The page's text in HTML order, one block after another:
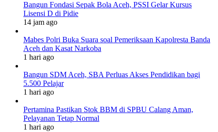
Bangun Fondasi Sepak Bola Aceh, PSSI Gelar Kursus
Lisensi D di Pidie
14 jam ago
Mabes Polri Buka Suara soal Pemeriksaan Kapolresta Banda
Aceh dan Kasat Narkoba
1 hari ago
Bangun SDM Aceh, SBA Perluas Akses Pendidikan bagi
5.500 Pelajar
1 hari ago
Pertamina Pastikan Stok BBM di SPBU Calang Aman,
Pelayanan Tetap Normal
1 hari ago